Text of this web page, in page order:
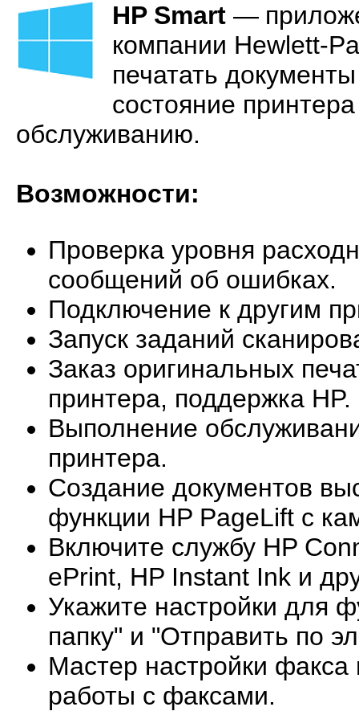
HP Smart —
компании Hewlett-
печатать
состояние
обслуживанию.
Возможности:
Проверка уровня
сообщений об ошибках.
Подключение к другим
Запуск заданий
Заказ оригинальных
принтера, поддержка HP.
Выполнение
принтера.
Создание документов
функции HP PageLift с
Включите службу HP
ePrint, HP Instant Ink и
Укажите настройки для
папку" и "Отправить по
Мастер настройки
работы с факсами.